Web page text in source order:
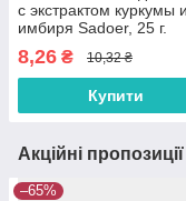
с экстрактом куркумы и
имбиря Sadoer, 25 г.
8,26 ₴ 10,32 ₴
Купити
Акційні
–65%